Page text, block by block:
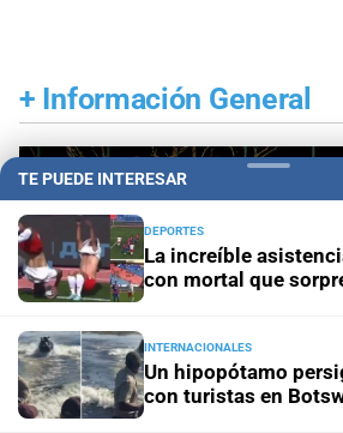
+ Información General
TE PUEDE INTERESAR
DEPORTES
La increíble
con mortal que
INTERNACIONALES
Un hipopótamo
con turistas en